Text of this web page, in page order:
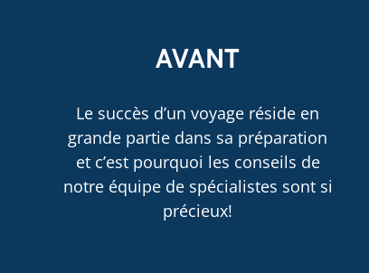
AVANT
Le succès d’un voyage réside en
grande partie dans sa préparation
et c’est pourquoi les conseils de
notre équipe de spécialistes sont si
précieux!